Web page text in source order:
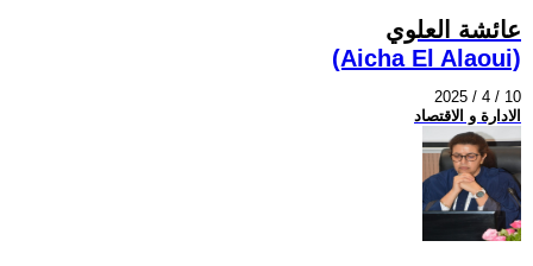
عائشة العلوي
(Aicha El Alaoui)
2025 / 4 / 10
الادارة و الاقتصاد